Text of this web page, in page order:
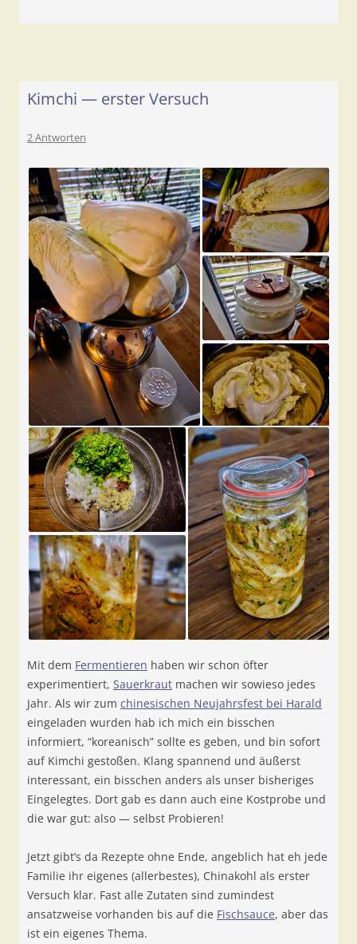
Kimchi — erster Versuch
2 Antworten
Mit dem Fermentieren haben wir schon öfter
experimentiert, Sauerkraut machen wir sowieso jedes
Jahr. Als wir zum chinesischen Neujahrsfest bei Harald
eingeladen wurden hab ich mich ein bisschen
informiert, “koreanisch” sollte es geben, und bin sofort
auf Kimchi gestoßen. Klang spannend und äußerst
interessant, ein bisschen anders als unser bisheriges
Eingelegtes. Dort gab es dann auch eine Kostprobe und
die war gut: also — selbst Probieren!
Jetzt gibt’s da Rezepte ohne Ende, angeblich hat eh jede
Familie ihr eigenes (allerbestes), Chinakohl als erster
Versuch klar. Fast alle Zutaten sind zumindest
ansatzweise vorhanden bis auf die Fischsauce, aber das
ist ein eigenes Thema.